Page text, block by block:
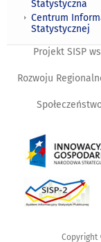
Statystyczna
Centrum
Statystycznej
Projekt SISP
Rozwoju
Copyright